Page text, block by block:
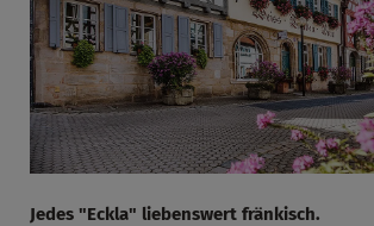
Jedes "Eckla" liebenswert fränkisch.